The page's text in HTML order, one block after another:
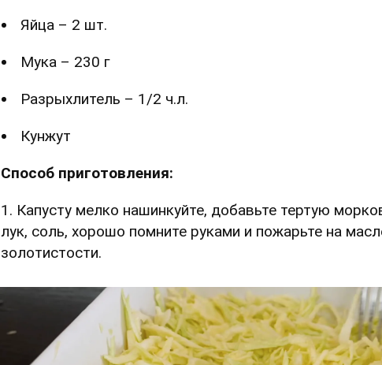
Яйца – 2 шт.
Мука – 230 г
Разрыхлитель – 1/2 ч.л.
Кунжут
Способ приготовления:
1. Капусту мелко нашинкуйте, добавьте тертую
лук, соль, хорошо помните руками и пожарьте на
золотистости.